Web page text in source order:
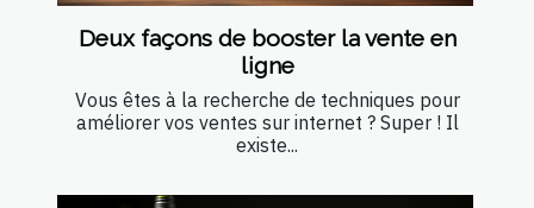
Deux façons de booster la vente en
ligne
Vous êtes à la recherche de techniques pour
améliorer vos ventes sur internet ? Super ! Il
existe...